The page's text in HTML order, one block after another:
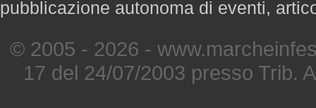
pubblicazione autonoma di eventi,
© 2005 - 2026 -
17 del 24/07/2003 presso Trib.